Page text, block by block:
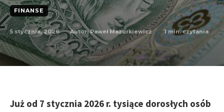
FINANSE
5 stycznia, 2026 Autor: Paweł Mazurkiewicz 1 min. czytania
Już od 7 stycznia 2026 r. tysiące dorosłych osób